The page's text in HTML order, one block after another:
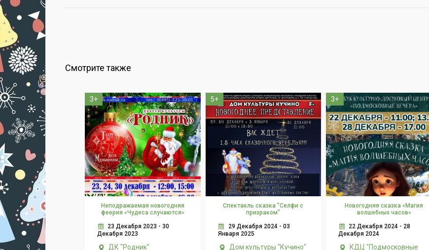
Смотрите также
3+
Неподражаемая новогодняя
феерия «Чудеса случаются»
23 Декабря 2023 - 30
Декабря 2023
ДК "Родник"
5+
Спектакль сказка "Селфи с
призраком"
29 Декабря 2024 - 03
Января 2025
Дом культуры "Кучино"
3+
Новогодняя сказка «Магия
волшебных часов»
22 Декабря 2024 - 28
Декабря 2024
КДЦ "Подмосковные